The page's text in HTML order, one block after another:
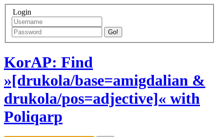
Login
Go!
KorAP: Find
»[drukola/base=amigdalian &
drukola/pos=adjective]« with
Poliqarp